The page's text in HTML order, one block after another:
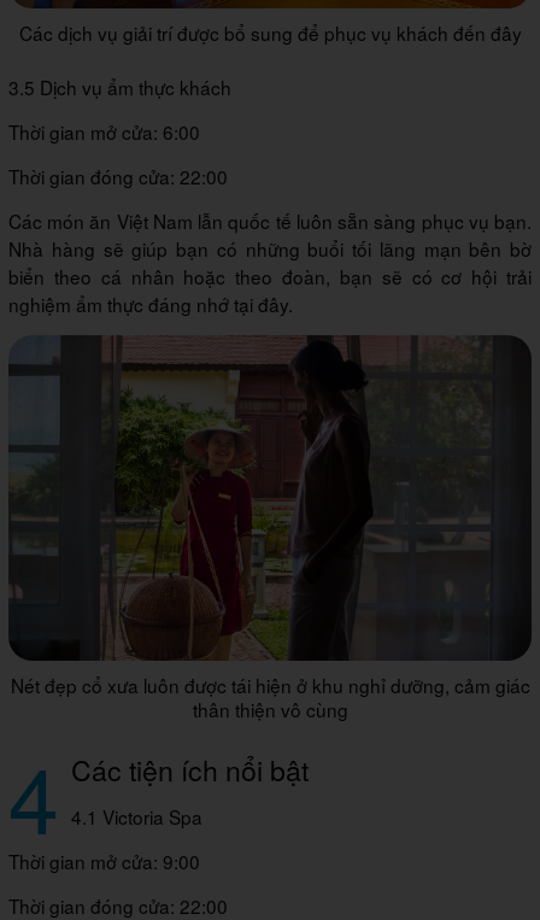
Các dịch vụ giải trí được bổ sung để phục vụ khách đến đây
3.5 Dịch vụ ẩm thực khách
Thời gian mở cửa: 6:00
Thời gian đóng cửa: 22:00
Các món ăn Việt Nam lẫn quốc tế luôn sẵn sàng phục vụ bạn.
Nhà hàng sẽ giúp bạn có những buổi tối lãng mạn bên bờ
biển theo cá nhân hoặc theo đoàn, bạn sẽ có cơ hội trải
nghiệm ẩm thực đáng nhớ tại đây.
Nét đẹp cổ xưa luôn được tái hiện ở khu nghỉ dưỡng, cảm giác
thân thiện vô cùng
4 Các tiện ích nổi bật
4.1 Victoria Spa
Thời gian mở cửa: 9:00
Thời gian đóng cửa: 22:00